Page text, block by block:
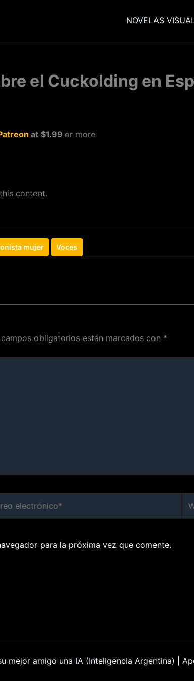
NOVELAS
el Cuckolding en
at $1.99 or more
content.
mujer Voces
obligatorios están marcados con *
para la próxima vez que comente.
mejor amigo una IA (Inteligencia Argentina) |